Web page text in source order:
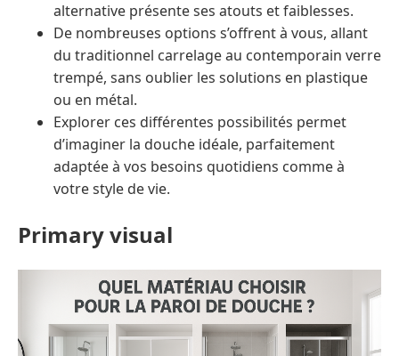
alternative présente ses atouts et faiblesses.
De nombreuses options s’offrent à vous, allant
du traditionnel carrelage au contemporain verre
trempé, sans oublier les solutions en plastique
ou en métal.
Explorer ces différentes possibilités permet
d’imaginer la douche idéale, parfaitement
adaptée à vos besoins quotidiens comme à
votre style de vie.
Primary visual